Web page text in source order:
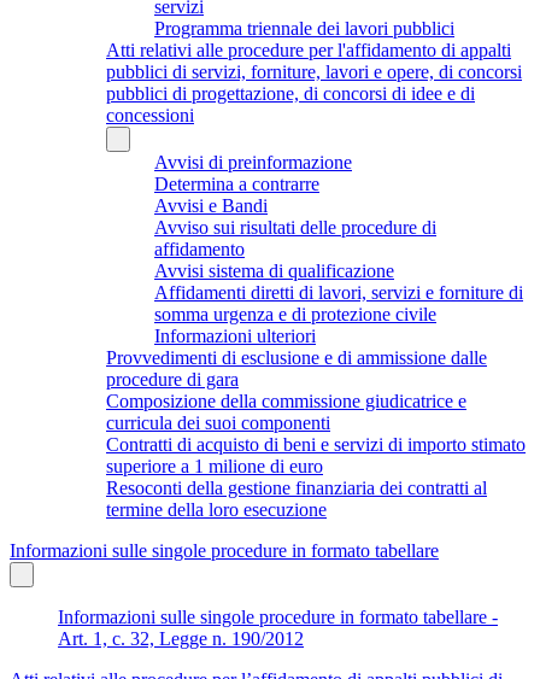
servizi
Programma triennale dei lavori pubblici
Atti relativi alle procedure per l'affidamento di appalti
pubblici di servizi, forniture, lavori e opere, di concorsi
pubblici di progettazione, di concorsi di idee e di
concessioni
Avvisi di preinformazione
Determina a contrarre
Avvisi e Bandi
Avviso sui risultati delle procedure di
affidamento
Avvisi sistema di qualificazione
Affidamenti diretti di lavori, servizi e forniture di
somma urgenza e di protezione civile
Informazioni ulteriori
Provvedimenti di esclusione e di ammissione dalle
procedure di gara
Composizione della commissione giudicatrice e
curricula dei suoi componenti
Contratti di acquisto di beni e servizi di importo stimato
superiore a 1 milione di euro
Resoconti della gestione finanziaria dei contratti al
termine della loro esecuzione
Informazioni sulle singole procedure in formato tabellare
Informazioni sulle singole procedure in formato tabellare -
Art. 1, c. 32, Legge n. 190/2012